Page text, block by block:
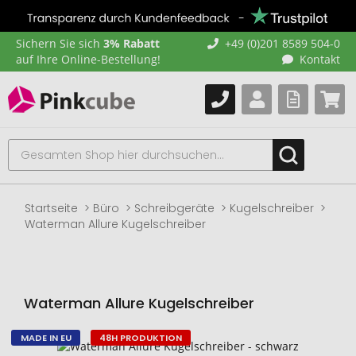
Sichern Sie sich 3% Rabatt
auf Ihre Online-Bestellung!
+49 (0)201 8589 504-0
Kontakt
Startseite Büro Schreibgeräte
Kugelschreiber
Waterman Allure Kugelschreiber
Waterman Allure Kugelschreiber
Zum
MADE IN EU 48H PRODUKTION